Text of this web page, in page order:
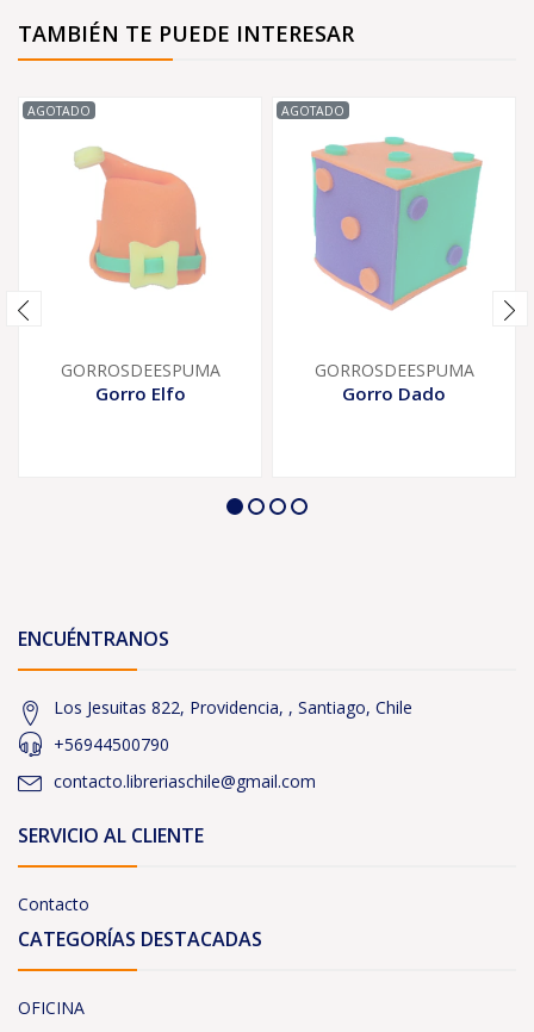
TAMBIÉN TE PUEDE INTERESAR
AGOTADO
GORROSDEESPUMA
Gorro Elfo
AGOTADO
GORROSDEESPUMA
Gorro Dado
ENCUÉNTRANOS
Los Jesuitas 822, Providencia, , Santiago, Chile
+56944500790
contacto.libreriaschile@gmail.com
SERVICIO AL CLIENTE
Contacto
CATEGORÍAS DESTACADAS
OFICINA